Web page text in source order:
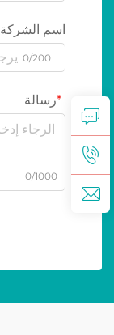
اسم الشركة
0/200
رسالة
0/1000